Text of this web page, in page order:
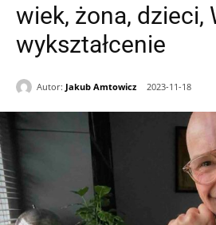
wiek, żona, dzieci,
wykształcenie
Autor: Jakub Amtowicz 2023-11-18